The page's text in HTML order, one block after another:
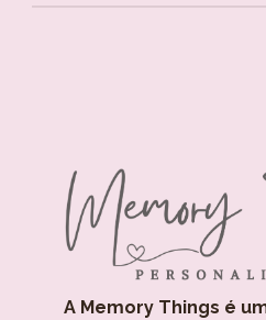
A Memory Things é